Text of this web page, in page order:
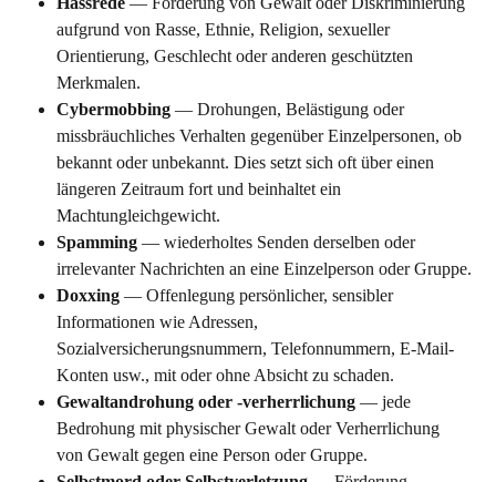
aufgrund von Rasse, Ethnie, Religion, sexueller
Orientierung, Geschlecht oder anderen geschützten
Merkmalen.
Cybermobbing — Drohungen, Belästigung oder
missbräuchliches Verhalten gegenüber Einzelpersonen, ob
bekannt oder unbekannt. Dies setzt sich oft über einen
längeren Zeitraum fort und beinhaltet ein
Machtungleichgewicht.
Spamming — wiederholtes Senden derselben oder
irrelevanter Nachrichten an eine Einzelperson oder Gruppe.
Doxxing — Offenlegung persönlicher, sensibler
Informationen wie Adressen,
Sozialversicherungsnummern, Telefonnummern, E-Mail-
Konten usw., mit oder ohne Absicht zu schaden.
Gewaltandrohung oder -verherrlichung — jede
Bedrohung mit physischer Gewalt oder Verherrlichung
von Gewalt gegen eine Person oder Gruppe.